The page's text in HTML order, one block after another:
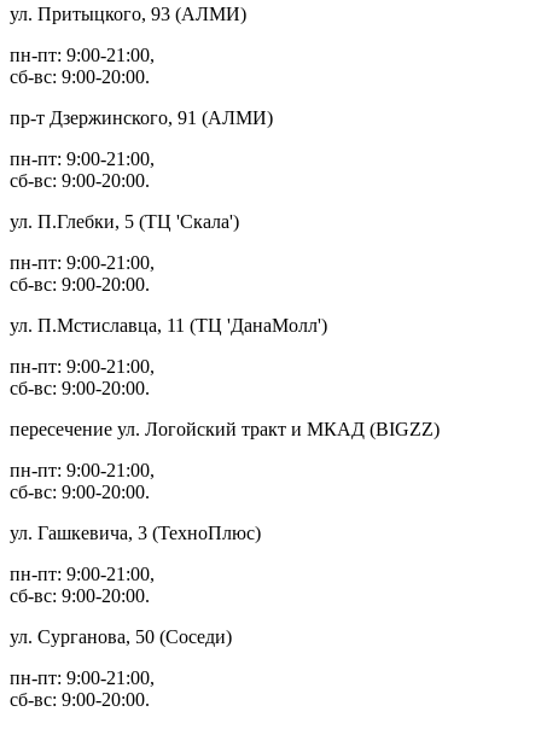
ул. Притыцкого, 93 (АЛМИ)
пн-пт: 9:00-21:00,
сб-вс: 9:00-20:00.
пр-т Дзержинского, 91 (АЛМИ)
пн-пт: 9:00-21:00,
сб-вс: 9:00-20:00.
ул. П.Глебки, 5 (ТЦ 'Скала')
пн-пт: 9:00-21:00,
сб-вс: 9:00-20:00.
ул. П.Мстиславца, 11 (ТЦ 'ДанаМолл')
пн-пт: 9:00-21:00,
сб-вс: 9:00-20:00.
пересечение ул. Логойский тракт и МКАД (BIGZZ)
пн-пт: 9:00-21:00,
сб-вс: 9:00-20:00.
ул. Гашкевича, 3 (ТехноПлюс)
пн-пт: 9:00-21:00,
сб-вс: 9:00-20:00.
ул. Сурганова, 50 (Соседи)
пн-пт: 9:00-21:00,
сб-вс: 9:00-20:00.